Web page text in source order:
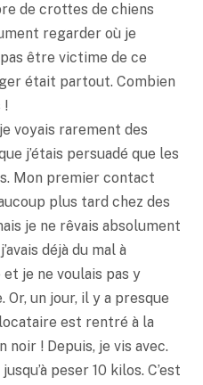
de crottes de chiens
regarder où je
être victime de ce
était partout. Combien
!
voyais rarement des
j’étais persuadé que les
Mon premier contact
plus tard chez des
je ne rêvais absolument
déjà du mal à
et je ne voulais pas y
un jour, il y a presque
est rentré à la
noir ! Depuis, je vis avec.
peser 10 kilos. C’est